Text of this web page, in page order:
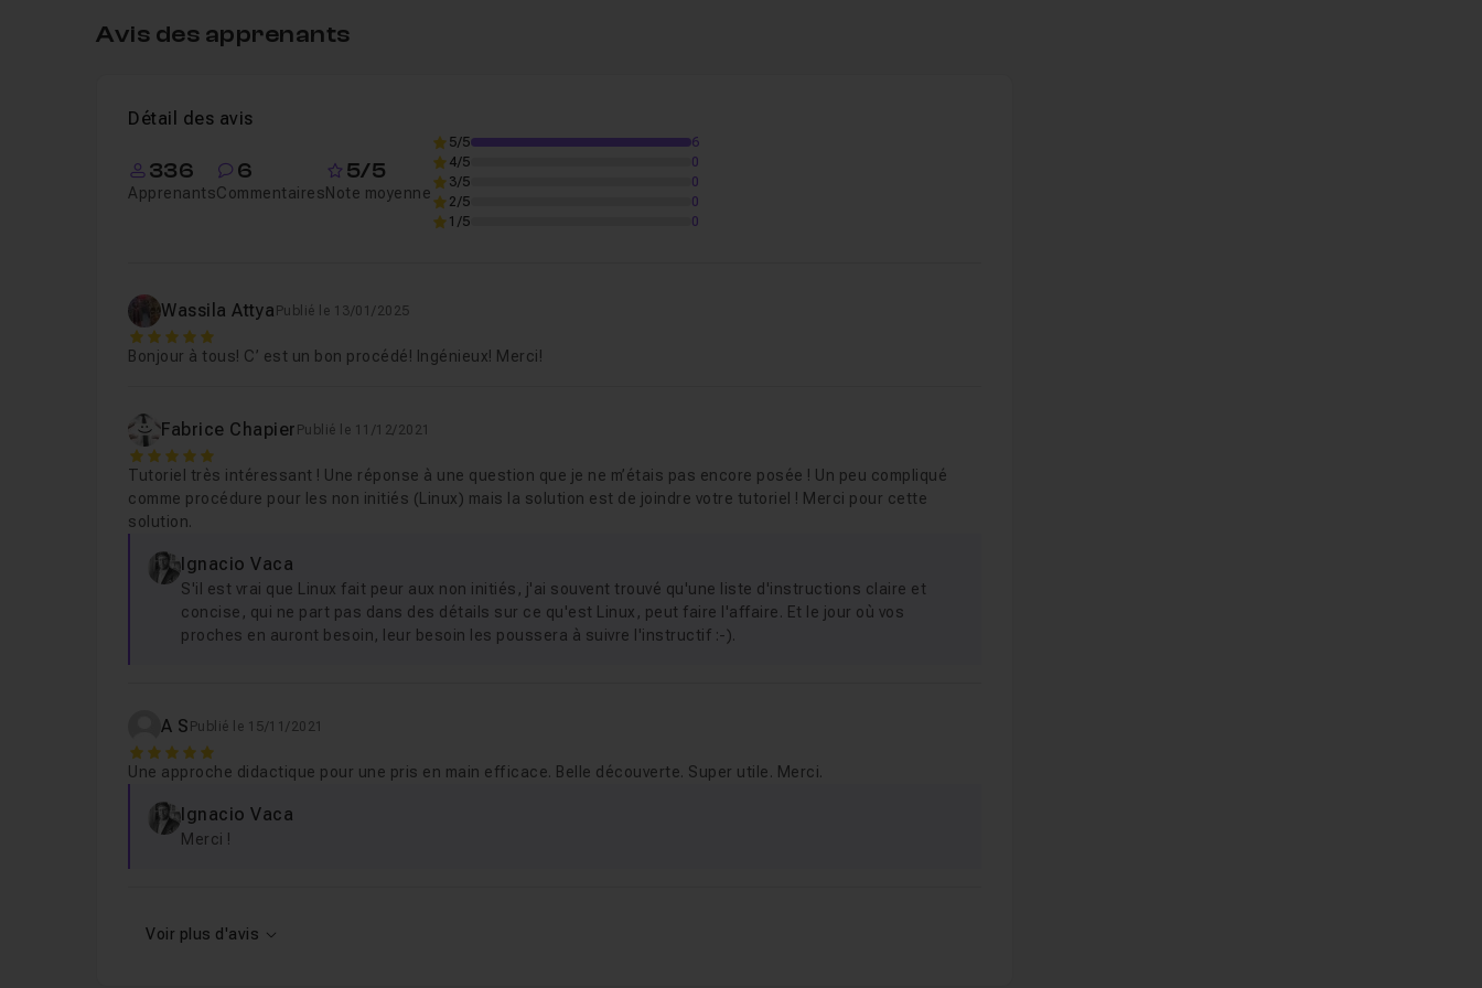
Partager un mot de passe de façon sécurisée 02m15
Mise en oeuvre du partage de secret de Shamir
Avis des apprenants
Détail des avis
336
Apprenants
6
Commentaires
5/5
Note moyenne
5/5
6
4/5
0
3/5
0
2/5
0
1/5
0
Wassila Attya Publié le 13/01/2025
5
Bonjour à tous! C’ est un bon procédé! Ingénieux! Merci!
Fabrice Chapier Publié le 11/12/2021
5
Tutoriel très intéressant ! Une réponse à une question que je ne m’étais pas encore posée ! Un peu compliqué
comme procédure pour les non initiés (Linux) mais la solution est de joindre votre tutoriel ! Merci pour cette
solution.
Ignacio Vaca
S'il est vrai que Linux fait peur aux non initiés, j'ai souvent trouvé qu'une liste d'instructions claire et
concise, qui ne part pas dans des détails sur ce qu'est Linux, peut faire l'affaire. Et le jour où vos
proches en auront besoin, leur besoin les poussera à suivre l'instructif :-).
A S Publié le 15/11/2021
5
Une approche didactique pour une pris en main efficace. Belle découverte. Super utile. Merci.
Ignacio Vaca
Merci !
Voir plus d'avis